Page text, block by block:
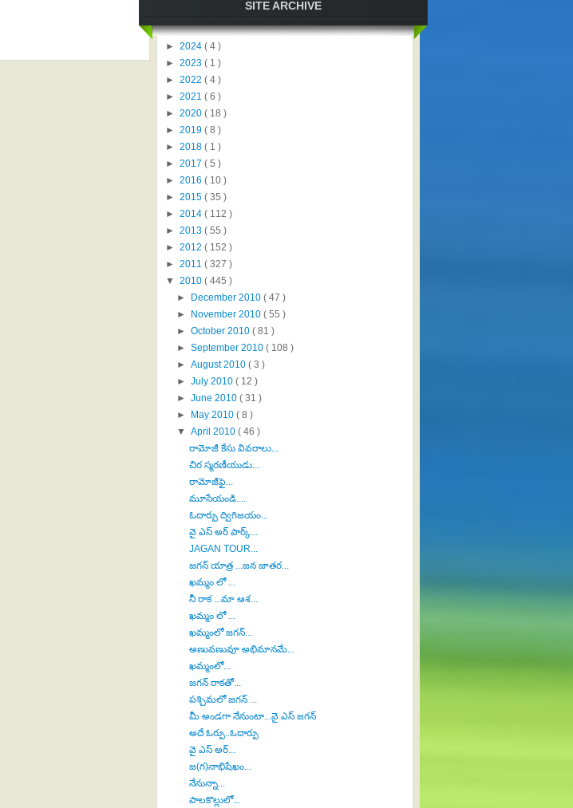
SITE ARCHIVE
► 2024 ( 4 )
► 2023 ( 1 )
► 2022 ( 4 )
► 2021 ( 6 )
► 2020 ( 18 )
► 2019 ( 8 )
► 2018 ( 1 )
► 2017 ( 5 )
► 2016 ( 10 )
► 2015 ( 35 )
► 2014 ( 112 )
► 2013 ( 55 )
► 2012 ( 152 )
► 2011 ( 327 )
▼ 2010 ( 445 )
► December 2010( 47 )
► November 2010( 55 )
►October 2010( 81 )
►September 2010( 108 )
►August 2010( 3 )
►July 2010( 12 )
►June 2010( 31 )
► May 2010( 8 )
▼April 2010( 46 )
రామోజీ కేసు వివరాలు...
చిర స్మరణీయుడు...
రామోజీఫై...
మూసేయండి....
ఓదార్పు ద్విగిజయం...
వై ఎస్ అర్ పార్క్...
JAGAN TOUR...
జగన్ యాత్ర ...జన జాతర...
ఖమ్మం లో ...
నీ రాక ...మా ఆశ...
ఖమ్మం లో ...
ఖమ్మంలో జగన్...
అణువణువూ అభిమానమే...
ఖమ్మంలో...
జగన్ రాకతో...
పశ్చిమలో జగన్ ...
మీ అండగా నేనుంటా...వై ఎస్ జగన్
అదే ఓర్పు..ఓదార్పు
వై ఎస్ అర్...
జ(గ)నాభిషేఖం...
నేనున్నా...
పాలకొల్లులో...